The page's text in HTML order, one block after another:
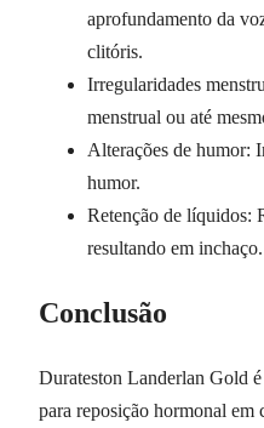
aprofundamento da
clitóris.
Irregularidades
menstrual ou até
Alterações de humor:
humor.
Retenção de líquidos:
resultando em inchaço.
Conclusão
Durateston Landerlan Gold
para reposição hormonal em